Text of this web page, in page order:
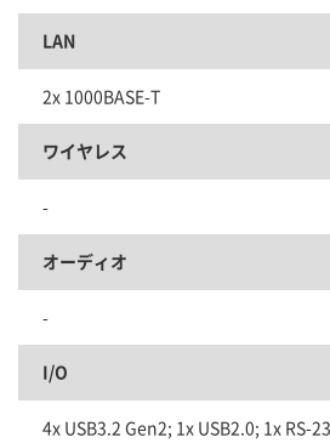
LAN
2x 1000BASE-T
ワイヤレス
-
オーディオ
-
I/O
4x USB3.2 Gen2; 1x USB2.0; 1x RS-